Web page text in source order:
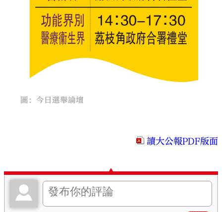
圖：今日選舉論壇
讀大公報PDF版面